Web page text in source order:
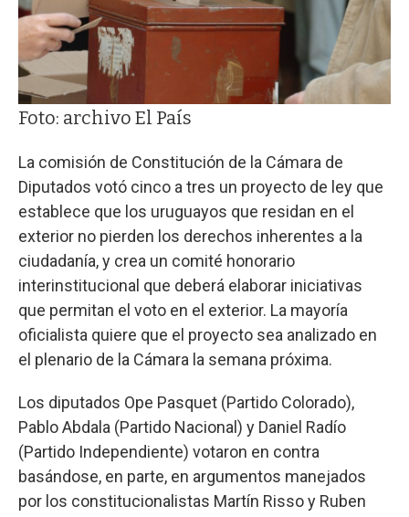
Foto: archivo El País
La comisión de Constitución de la Cámara de
Diputados votó cinco a tres un proyecto de ley que
establece que los uruguayos que residan en el
exterior no pierden los derechos inherentes a la
ciudadanía, y crea un comité honorario
interinstitucional que deberá elaborar iniciativas
que permitan el voto en el exterior. La mayoría
oficialista quiere que el proyecto sea analizado en
el plenario de la Cámara la semana próxima.
Los diputados Ope Pasquet (Partido Colorado),
Pablo Abdala (Partido Nacional) y Daniel Radío
(Partido Independiente) votaron en contra
basándose, en parte, en argumentos manejados
por los constitucionalistas Martín Risso y Ruben